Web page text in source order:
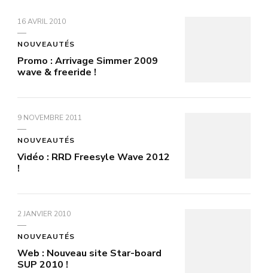
16 AVRIL 2010
NOUVEAUTÉS
Promo : Arrivage Simmer 2009
wave & freeride !
9 NOVEMBRE 2011
NOUVEAUTÉS
Vidéo : RRD Freesyle Wave 2012
!
2 JANVIER 2010
NOUVEAUTÉS
Web : Nouveau site Star-board
SUP 2010 !